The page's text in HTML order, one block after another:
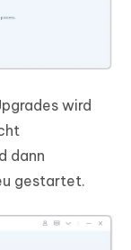
wird
dann
gestartet.